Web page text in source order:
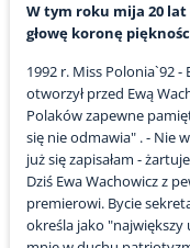
W tym roku mija 20 lat
głowę koronę
1992 r. Miss Polonia`92 -
otworzył przed Ewą
Polaków zapewne
się nie odmawia" . - Nie
już się zapisałam -
Dziś Ewa Wachowicz z
premierowi. Bycie
określa jako "największy